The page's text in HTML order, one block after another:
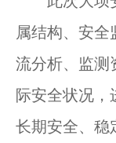
属结构、安
流分析、监测
际安全状况，
长期安全、稳